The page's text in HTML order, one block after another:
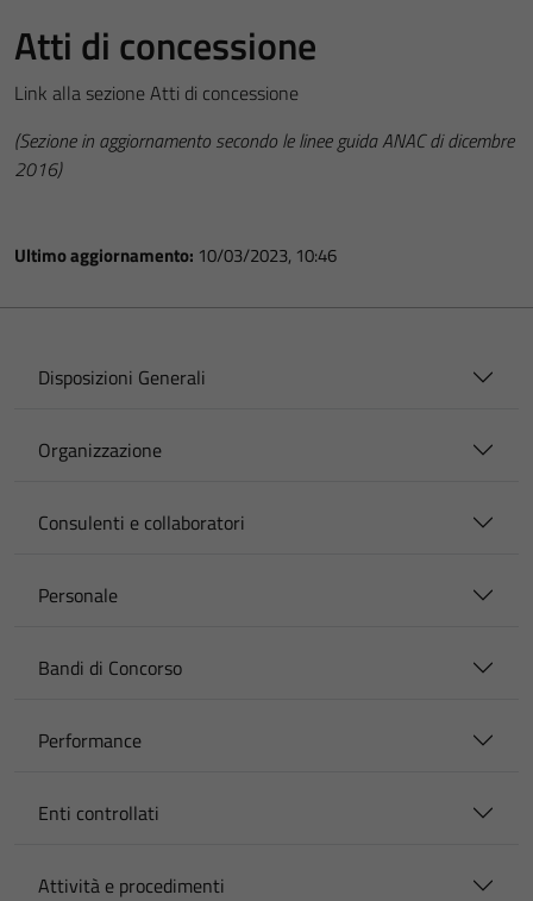
Atti di concessione
Link alla sezione Atti di concessione
(Sezione in aggiornamento secondo le linee guida ANAC di dicembre
2016)
Ultimo aggiornamento: 10/03/2023, 10:46
Disposizioni Generali
Organizzazione
Consulenti e collaboratori
Personale
Bandi di Concorso
Performance
Enti controllati
Attività e procedimenti